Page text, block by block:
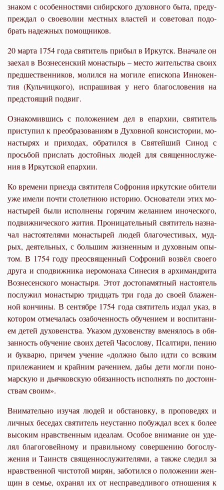
зна­ком с осо­бен­но­стя­ми си­бир­ско­го ду­хов­но­го бы­та, пре­ду­
пре­ждал о свое­во­лии мест­ных вла­стей и со­ве­то­вал по­до­
брать на­деж­ных по­мощ­ни­ков.
20 мар­та 1754 го­да свя­ти­тель при­был в Ир­кутск. Вна­ча­ле он
за­ехал в Воз­не­сен­ский мо­на­стырь – ме­сто жи­тель­ства сво­их
пред­ше­ствен­ни­ков, мо­лил­ся на мо­ги­ле епи­ско­па Ин­но­кен­
тия (Куль­чиц­ко­го), ис­пра­ши­вая у него бла­го­сло­ве­ния на
пред­сто­я­щий по­двиг.
Озна­ко­мив­шись с по­ло­же­ни­ем дел в епар­хии, свя­ти­тель
при­сту­пил к пре­об­ра­зо­ва­ни­ям в Ду­хов­ной кон­си­сто­рии, мо­
на­сты­рях и при­хо­дах, об­ра­тил­ся в Свя­тей­ший Си­нод с
прось­бой при­слать до­стой­ных лю­дей для свя­щен­но­слу­же­
ния в Ир­кут­ской епар­хии.
Ко вре­ме­ни при­ез­да свя­ти­те­ля Со­фро­ния ир­кут­ские оби­те­ли
уже име­ли по­чти сто­лет­нюю ис­то­рию. Ос­но­ва­те­ли этих мо­
на­сты­рей бы­ли ис­пол­не­ны го­ря­чим же­ла­ни­ем ино­че­ско­го,
по­движ­ни­че­ско­го жи­тия. Про­ни­ца­тель­ный свя­ти­тель на­зна­
чал на­сто­я­те­ля­ми мо­на­сты­рей лю­дей бла­го­че­сти­вых, муд­
рых, де­я­тель­ных, с боль­шим жиз­нен­ным и ду­хов­ным опы­
том. В 1754 го­ду прео­свя­щен­ный Со­фро­ний воз­вёл сво­е­го
дру­га и спо­движ­ни­ка иеро­мо­на­ха Си­не­сия в ар­хи­манд­ри­та
Воз­не­сен­ско­го мо­на­сты­ря. Этот до­сто­па­мят­ный на­сто­я­тель
по­слу­жил мо­на­сты­рю трид­цать три го­да до сво­ей бла­жен­
ной кон­чи­ны. В сен­тяб­ре 1754 го­да свя­ти­тель из­дал указ, в
ко­то­ром от­ме­ча­лась оза­бо­чен­ность обу­че­ни­ем и вос­пи­та­ни­
ем де­тей ду­хо­вен­ства. Ука­зом ду­хо­вен­ству вме­ня­лось в обя­
зан­ность обу­че­ние сво­их де­тей Ча­со­сло­ву, Псал­ти­ри, пе­нию
и бук­ва­рю, при­чем уче­ние «долж­но бы­ло ид­ти со вся­ким
при­ле­жа­ни­ем и край­ним ра­че­ни­ем, дабы де­ти мог­ли по­но­
мар­скую и дьяч­ков­скую обя­зан­ность ис­пол­нять по до­сто­ин­
ствам сво­им».
Вни­ма­тель­но изу­чая лю­дей и об­ста­нов­ку, в про­по­ве­дях и
лич­ных бе­се­дах свя­ти­тель неустан­но по­буж­дал всех к бо­лее
вы­со­ким нрав­ствен­ным иде­а­лам. Осо­бое вни­ма­ние он уде­
лял бла­го­го­вей­но­му и пра­виль­но­му со­вер­ше­нию бо­го­слу­
же­ния и Та­инств свя­щен­но­слу­жи­те­ля­ми, а так­же сле­дил за
нрав­ствен­ной чи­сто­той ми­рян, за­бо­тил­ся о по­ло­же­нии жен­
щин в се­мье, охра­нял их от неспра­вед­ли­во­го от­но­ше­ния к